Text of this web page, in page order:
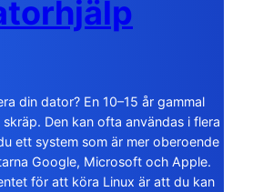
din dator? En 10–15 år gammal
Den kan ofta användas i flera
ett system som är mer oberoende
Google, Microsoft och Apple.
för att köra Linux är att du kan